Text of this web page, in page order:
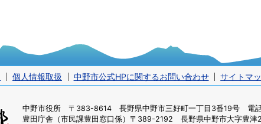
個人情報取扱 中野市公式HPに関するお問い合わせ サイトマ
中野市役所 〒383-8614 長野県中野市三好町一丁目3番19号 電話
豊田庁舎（市民課豊田窓口係） 〒389-2192 長野県中野市大字豊